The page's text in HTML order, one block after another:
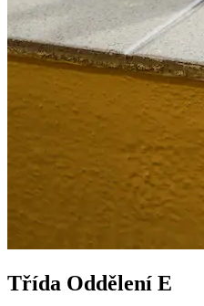
Třída Oddělení E